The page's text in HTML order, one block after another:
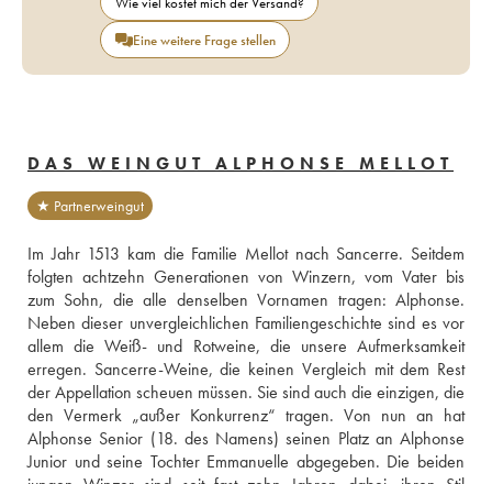
Eine weitere Frage stellen
DAS WEINGUT ALPHONSE MELLOT
★ Partnerweingut
Im Jahr 1513 kam die Familie Mellot nach Sancerre. Seitdem
folgten achtzehn Generationen von Winzern, vom Vater bis
zum Sohn, die alle denselben Vornamen tragen: Alphonse.
Neben dieser unvergleichlichen Familiengeschichte sind es vor
allem die Weiß- und Rotweine, die unsere Aufmerksamkeit
erregen. Sancerre-Weine, die keinen Vergleich mit dem Rest
der Appellation scheuen müssen. Sie sind auch die einzigen, die
den Vermerk „außer Konkurrenz“ tragen. Von nun an hat
Alphonse Senior (18. des Namens) seinen Platz an Alphonse
Junior und seine Tochter Emmanuelle abgegeben. Die beiden